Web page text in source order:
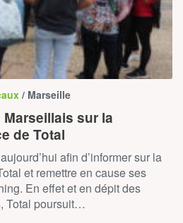
/ Marseille
sur la
de Total
afin d’informer sur la
et remettre en cause ses
En effet et en dépit des
Total poursuit…